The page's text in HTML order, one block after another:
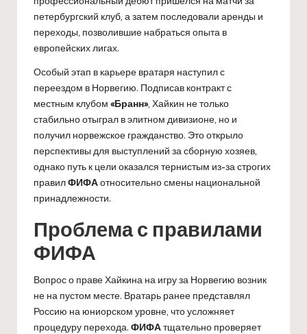
петербургский клуб, а затем последовали аренды и
переходы, позволившие набраться опыта в
европейских лигах.
Особый этап в карьере вратаря наступил с
переездом в Норвегию. Подписав контракт с
местным клубом «Бранн», Хайкин не только
стабильно отыграл в элитном дивизионе, но и
получил норвежское гражданство. Это открыло
перспективы для выступлений за сборную хозяев,
однако путь к цели оказался тернистым из-за строгих
правилФИФАотносительно смены национальной
принадлежности.
Проблема с правилами
ФИФА
Вопрос о праве Хайкина на игру за Норвегию возник
не на пустом месте. Вратарь ранее представлял
Россию на юниорском уровне, что усложняет
процедуру перехода. ФИФАтщательно проверяет